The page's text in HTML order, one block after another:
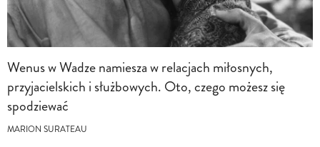
Wenus w Wadze namiesza w relacjach miłosnych,
przyjacielskich i służbowych. Oto, czego możesz się
spodziewać
MARION SURATEAU